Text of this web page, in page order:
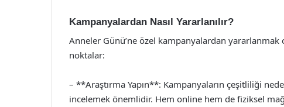
Kampanyalardan Nasıl Yararlanılır?
Anneler Günü’ne özel kampanyalardan
noktalar:
– **Araştırma Yapın**: Kampanyaların çeşitliliği
incelemek önemlidir. Hem online hem de fiziksel